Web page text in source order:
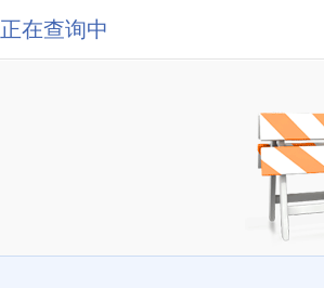
正在查询中